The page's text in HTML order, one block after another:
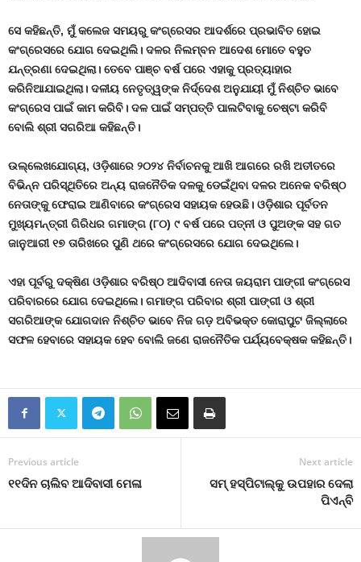
ସେ କହିଛନ୍ତି, ମୁଁ କଲେଜ ସମୟରୁ କଂଗ୍ରେସର ଆଦର୍ଶରେ ପ୍ରଭାବିତ ହୋଇ
କଂଗ୍ରେସରେ ଯୋଗ ଦେଇଥିଲି। ଦଳର ନିଲମ୍ବନ ଆଦେଶ ମୋତେ ବହୁତ
ଯନ୍ତ୍ରଣା ଦେଇଥିଲା। ତେବେ ପାଞ୍ଚ ବର୍ଷ ପରେ ଏହାକୁ ପ୍ରତ୍ୟାହାର
କରିନିଆଯାଇଥିଲା। ଦଳୀୟ ନେତୃତ୍ୱଙ୍କ ନିର୍ଦ୍ଦେଶ ଅନୁଯାୟୀ ମୁଁ ନିଶ୍ଚିତ ଭାବେ
କଂଗ୍ରେସ ପାଇଁ କାମ କରିବି। ଦଳ ପାଇଁ ସମ୍ପତ୍ତି ପାଲଟିବାକୁ ଚେଷ୍ଟା କରିବି
ବୋଲି ଶ୍ରୀ ସଗରିଆ କହିଛନ୍ତି।
ଉଲ୍ଲେଖଯୋଗ୍ୟ, ଓଡ଼ିଶାରେ ୨୦୨୪ ନିର୍ବାଚନକୁ ଆଖି ଆଗରେ ରଖି ଅତୀତରେ
ବିଭିନ୍ନ ପରିସ୍ଥିତିରେ ଅନ୍ୟ ରାଜନୈତିକ ଦଳକୁ ଡେଇଁଥିବା ଦଳର ଅନେକ ବରିଷ୍ଠ
ନେତାଙ୍କୁ ଫେରାଇ ଆଣିବାରେ କଂଗ୍ରେସ ସହାୟକ ହେଉଛି। ଓଡ଼ିଶାର ପୂର୍ବତନ
ମୁଖ୍ୟମନ୍ତ୍ରୀ ଗିରିଧର ଗମାଙ୍ଗ (୮୦) ୯ ବର୍ଷ ପରେ ପତ୍ନୀ ଓ ପୁଅଙ୍କ ସହ ଗତ
ଜାନୁଆରୀ ୧୭ ତାରିଖରେ ପୁଣି ଥରେ କଂଗ୍ରେସରେ ଯୋଗ ଦେଇଥିଲେ।
ଏହା ପୂର୍ବରୁ ଦକ୍ଷିଣ ଓଡ଼ିଶାର ବରିଷ୍ଠ ଆଦିବାସୀ ନେତା ଜୟରାମ ପାଙ୍ଗୀ କଂଗ୍ରେସ
ପରିବାରରେ ଯୋଗ ଦେଇଥିଲେ। ଗମାଙ୍ଗ ପରିବାର ଶ୍ରୀ ପାଙ୍ଗୀ ଓ ଶ୍ରୀ
ସଗରିଆଙ୍କ ଯୋଗଦାନ ନିଶ୍ଚିତ ଭାବେ ନିଜ ଗଡ଼ ଅବିଭକ୍ତ କୋରାପୁଟ ଜିଲ୍ଲାରେ
ସଫଳ ହେବାରେ ସହାୟକ ହେବ ବୋଲି ଜଣେ ରାଜନୈତିକ ପର୍ଯ୍ୟବେକ୍ଷକ କହିଛନ୍ତି।
Previous article
୧୧ଦିନ ଚାଲିବ ଆଦିବାସୀ ମେଳା
Next article
ସମ୍ ହସ୍ପିଟାଲ୍‌କୁ ଉପହାର ଦେଲା
ପିଏନ୍‍ବି